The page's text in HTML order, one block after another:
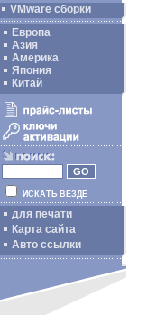
VMware сборки
Европа
Азия
Америка
Япония
Китай
ИСКАТЬ ВЕЗДЕ
для печати
Карта сайта
Авто ссылки